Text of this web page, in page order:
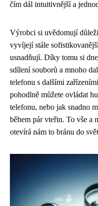
čím dál intuitivnější a
Výrobci si uvědomují
vyvíjejí stále
usnadňují. Díky tomu si
sdílení souborů a mnoho
telefonu s dalšími
pohodlně můžete ovládat
telefonu, nebo jak snadno
během pár vteřin. To vše a
otevírá nám to bránu do